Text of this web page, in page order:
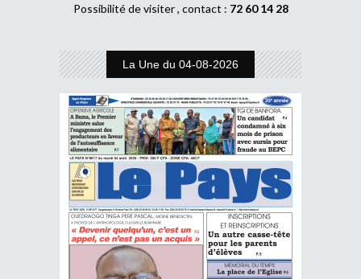
Possibilité de visiter , contact : 72 60 14 28
La Une du 04-08-2026